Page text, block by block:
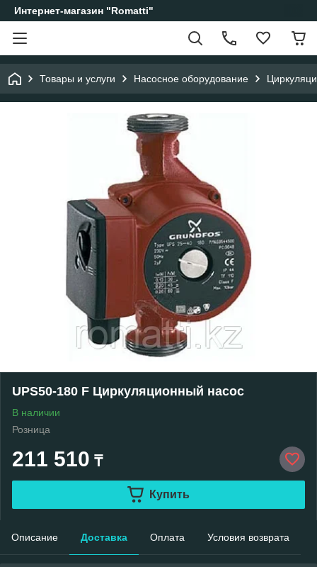
Интернет-магазин "Romatti"
Товары и услуги Насосное оборудование
UPS50-180 F Циркуляционный насос
В наличии
Розница
211 510 ₸
Купить
Описание Доставка Оплата Условия возврата